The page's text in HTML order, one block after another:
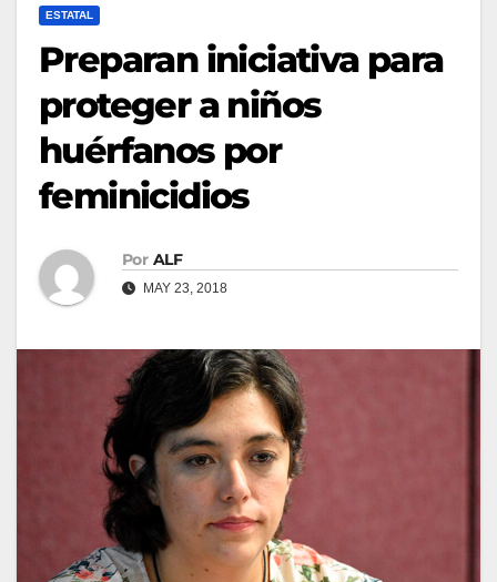
ESTATAL
Preparan iniciativa para
proteger a niños
huérfanos por
feminicidios
Por ALF
MAY 23, 2018